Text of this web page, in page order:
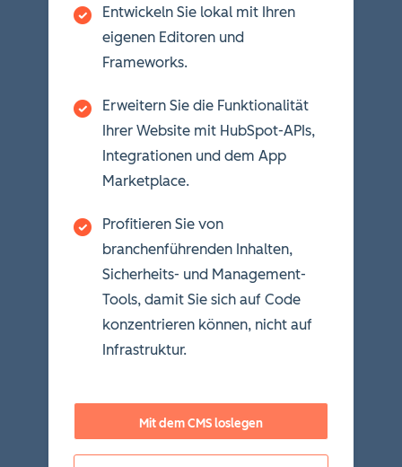
Entwickeln Sie lokal mit Ihren
eigenen Editoren und
Frameworks.
Erweitern Sie die Funktionalität
Ihrer Website mit HubSpot-APIs,
Integrationen und dem App
Marketplace.
Profitieren Sie von
branchenführenden Inhalten,
Sicherheits- und Management-
Tools, damit Sie sich auf Code
konzentrieren können, nicht auf
Infrastruktur.
Mit dem CMS loslegen